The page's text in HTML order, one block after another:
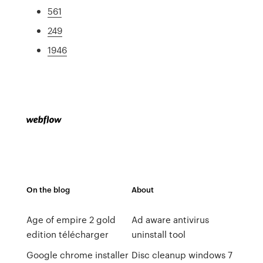
561
249
1946
On the blog
Age of empire 2 gold
edition télécharger
Google chrome installer
About
Ad aware antivirus
uninstall tool
Disc cleanup windows 7